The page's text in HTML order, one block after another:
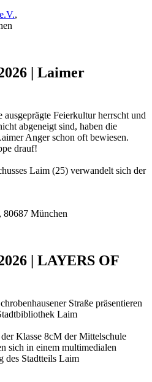
,
| Laimer
Feierkultur herrscht und
abgeneigt sind, haben die
Anger schon oft bewiesen.
drauf!
Laim (25) verwandelt sich der
80687 München
| LAYERS OF
Straße präsentieren
Laim
Klasse 8cM der Mittelschule
sich in einem multimedialen
des Stadtteils Laim